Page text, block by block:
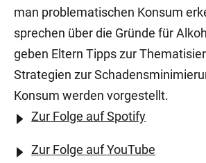
man problematischen Konsum
sprechen über die Gründe für
geben Eltern Tipps zur
Strategien zur
Konsum werden vorgestellt.
Zur Folge auf Spotify
Zur Folge auf YouTube